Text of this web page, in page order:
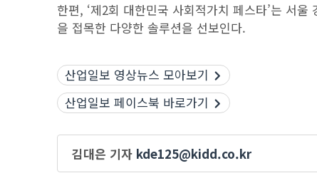
한편, ‘제2회 대한민국 사회적가치 페스타’는 서
을 접목한 다양한 솔루션을 선보인다.
산업일보 영상뉴스 모아보기
산업일보 페이스북 바로가기
김대은 기자 kde125@kidd.co.kr